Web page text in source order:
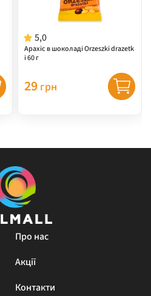
5,0
Арахіс в шоколаді Orzeszki drazetk
i 60 г
29 грн
Про нас
Акції
Контакти